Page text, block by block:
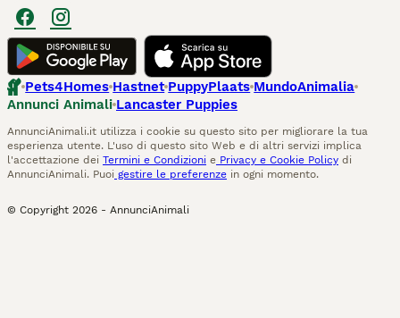
Pets4Homes Hastnet PuppyPlaats MundoAnimalia
Annunci Animali Lancaster Puppies
AnnunciAnimali.it utilizza i cookie su questo sito per migliorare la tua
esperienza utente. L'uso di questo sito Web e di altri servizi implica
l'accettazione dei Termini e Condizioni e Privacy e Cookie Policy di
AnnunciAnimali. Puoi gestire le preferenze in ogni momento.
© Copyright 2026 - AnnunciAnimali